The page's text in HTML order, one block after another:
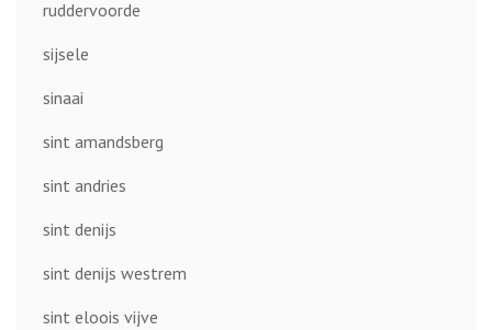
ruddervoorde
sijsele
sinaai
sint amandsberg
sint andries
sint denijs
sint denijs westrem
sint eloois vijve